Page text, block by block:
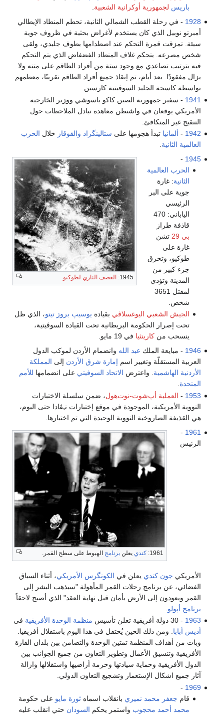
باريس لجمهورية أوكرانية الشعبية.
1928 - في رحلة القطب الشمالي الثانية، تحطم المنطاد الإيطالي
أمبرتو نوبيل الذي كان يستخدم لأغراض بحثية في ظروف جوية
سيئة. تمزقت قمرة التحكم عند اصطدامها بطوف جليدي، ولقى
شخص مصرعه. يتحكم غلاف المنطاد الفضفاض الذي يتم التحكم
فيه بترتيب تصاعدي مع وجود ستة من أفراد الطاقم على متنه ولا
يزال مفقودًا. بعد أيام، تم إنقاذ جميع أفراد الطاقم تقريبًا، معظمهم
بواسطة كاسحة الجليد السوڤيتية كارسين.
1941 - سفير جمهورية الصين كاكو ياسوشي ووزير الخارجية
الأمريكي يوقعان في واشنطن معاهدة تبادل الملاحظات حول
التنقيح غير المتكافئ.
1942
- ألمانيا تبدأ هجومها على ستالينگراد والقوقاز خلال الحرب
العالمية الثانية
1945: القصف الناري لطوكيو
1945
-
الحرب العالمية
الثانية: غارة
جوية على البر
الرئيسي
الياباني: 470
قاذفة طراز
بي 29
تشن
غارة على
طوكيو، وتحرق
جزء كبير من
المدينة وتؤدي
لمقتل 3651
شخص.
الجيش الشعبي اليوغسلاڤي بقيادة يوسيپ بروز تيتو، الذي ظل
تحت إصرار الحكومة البريطانية تحت القيادة السوڤيتية،
ينسحب من كارينثيا في 19 مايو.
1946 - مبايعة الملك عبد الله وانضمام الأردن لموكب الدول
العربية المستقلّة وتغيير اسم إمارة شرق الأردن إلى المملكة
الأردنية الهاشمية. واعترض الاتحاد السوفيتي على انضمامها للأمم
المتحدة.
1953
- العملية أپ‌شوت-نوت‌هول، ضمن سلسلة الاختبارات
النووية الأمريكية، الموجودة في موقع إختبارات نـِڤادا حتى اليوم،
هي القذيفة الصاروخية النووية الوحيدة التي تم اختبارها.
1961: كندي يعلن برنامج الهبوط على سطح القمر.
1961
-
الرئيس
الأمريكي جون كندي يعلن في الكونگرس الأمريكي، أثناء السباق
الفضائي، عن برنامج رحلات القمر المأهولة "سيذهب البشر إلى
القمر ويعودون إلى الأرض بأمان قبل نهاية العقد" الذي أصبح لاحقاً
برنامج أپولو
1963 - 30 دولة أفريقية تعلن تأسيس منظمة الوحدة الأفريقية في
أديس أبابا. ومن ذلك الحين يُحتفل في هذا اليوم باستقلال أفريقيا.
وبات من أهداف المنظمة تمتين الوحدة والتضامن بين بلدان القارة
الأفريقية وتنسيق الأعمال وتطوير التعاون من جميع الجوانب بين
الدول الأفريقية وحماية سيادتها وحرمة أراضيها واستقلالها وازالة
آثار جميع اشكال الإستعمار وتشجيع التعاون الدولي.
1969
-
قام جعفر محمد نميري بانقلاب اسماه ثورة مايو على حكومة
محمد أحمد محجوب واستمر يحكم السودان حتي انقلب عليه